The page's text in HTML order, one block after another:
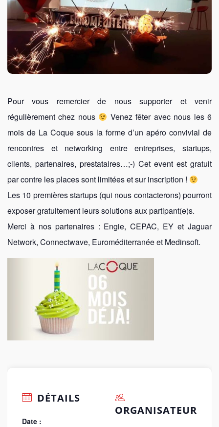
Pour vous remercier de nous supporter et venir
régulièrement chez nous
Venez fêter avec nous les 6
mois de La Coque sous la forme d’un apéro convivial de
rencontres et networking entre entreprises, startups,
clients, partenaires, prestataires…;-) Cet event est gratuit
par contre les places sont limitées et sur inscription !
Les 10 premières startups (qui nous contacterons) pourront
exposer gratuitement leurs solutions aux partipant(e)s.
Merci à nos partenaires : Engie, CEPAC, EY et Jaguar
Network, Connectwave, Euroméditerranée et Medinsoft.
DÉTAILS
Date :
ORGANISATEUR